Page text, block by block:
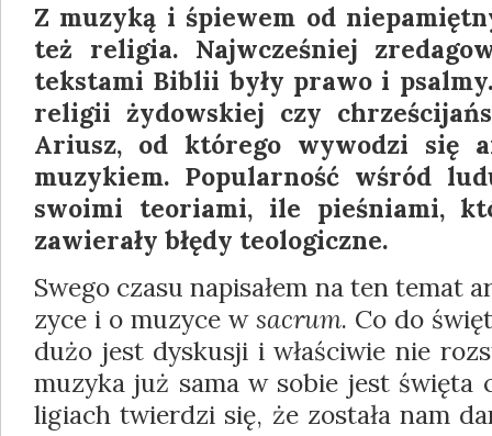
Z muzyką i śpiewem od
też religia. Najwcześniej
tekstami Biblii były pra­wo i
religii żydowskiej czy
Ariusz, od którego wywodzi się
muzykiem. Popularność wśród
swo­imi teoriami, ile pieśniami,
zawierały błędy teologiczne.
Swego czasu napisałem na ten temat
zyce i o muzyce w sacrum. Co do
dużo jest dyskusji i właściwie nie
muzyka już sama w sobie jest
ligiach twierdzi się, że została nam